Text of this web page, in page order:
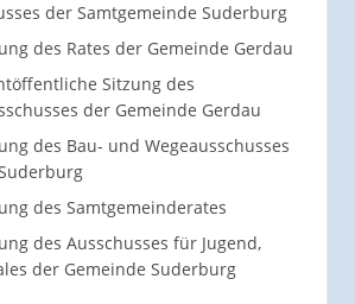
der Samtgemeinde Suderburg
des Rates der Gemeinde Gerdau
Sitzung des
der Gemeinde Gerdau
des Bau- und Wegeausschusses
des Samtgemeinderates
des Ausschusses für Jugend,
der Gemeinde Suderburg